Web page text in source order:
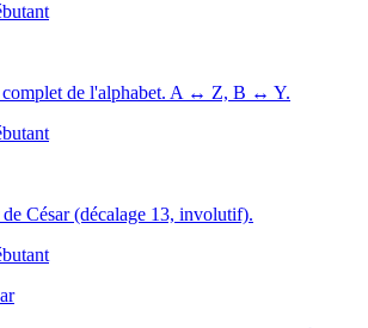
complet de l'alphabet. A ↔ Z, B ↔ Y.
César (décalage 13, involutif).